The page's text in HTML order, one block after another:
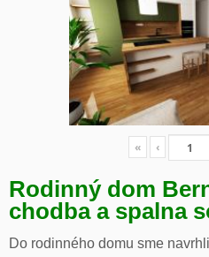
« ‹
Rodinný dom
chodba a spalna
Do rodinného domu sme